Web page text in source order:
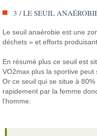
3 / LE SEUIL
Le seuil anaérobie est une
déchets » et efforts
En résumé plus ce seuil est
VO2max plus la sportive peut
Or ce seuil qui se situe à
rapidement par la femme
l’homme.